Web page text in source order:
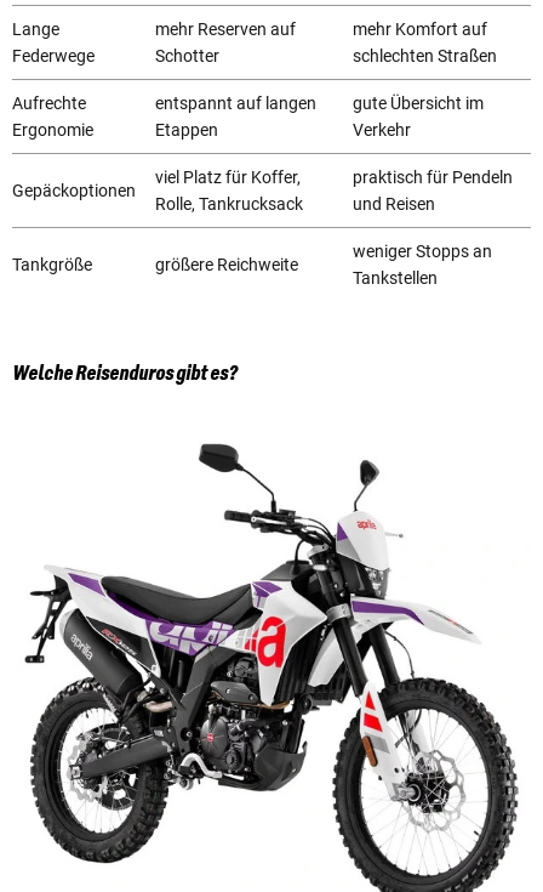
Lange
Federwege
mehr Reserven auf
Schotter
mehr Komfort auf
schlechten Straßen
Aufrechte
Ergonomie
entspannt auf langen
Etappen
gute Übersicht im
Verkehr
Gepäckoptionen
viel Platz für Koffer,
Rolle, Tankrucksack
praktisch für Pendeln
und Reisen
Tankgröße größere Reichweite
weniger Stopps an
Tankstellen
Welche Reisenduros gibt es?